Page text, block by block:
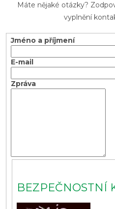
Máte nějaké otázky?
vyplnění
Jméno a příjmení
E-mail
Zpráva
BEZPEČNOSTNÍ